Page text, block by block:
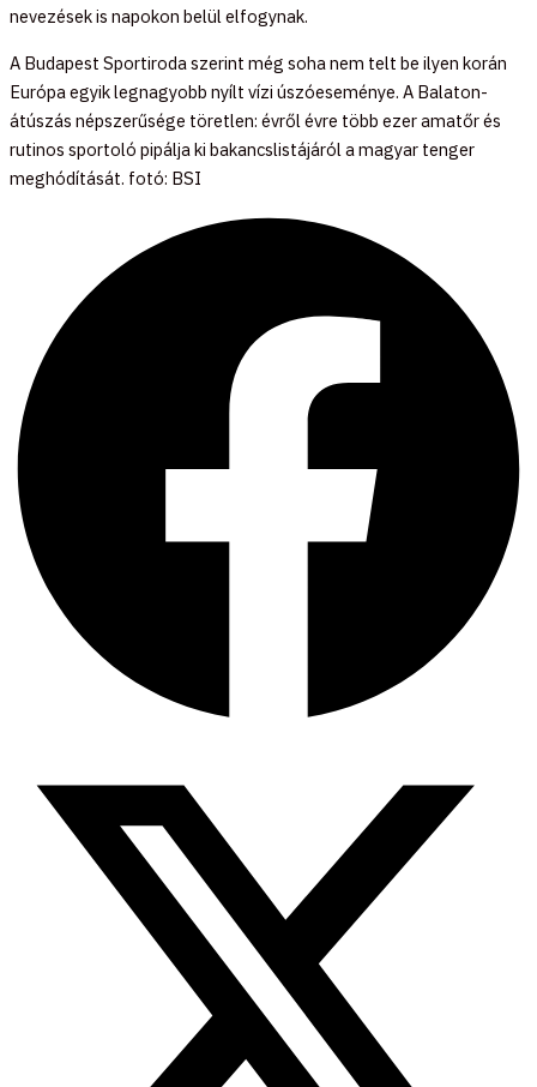
nevezések is napokon belül elfogynak.
A Budapest Sportiroda szerint még soha nem telt be ilyen korán
Európa egyik legnagyobb nyílt vízi úszóeseménye. A Balaton-
átúszás népszerűsége töretlen: évről évre több ezer amatőr és
rutinos sportoló pipálja ki bakancslistájáról a magyar tenger
meghódítását. fotó: BSI